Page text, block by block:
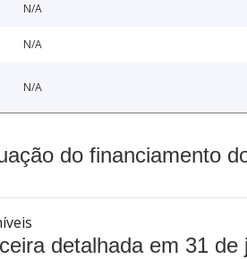
N/A
N/A
N/A
do financiamento
detalhada em 31 de